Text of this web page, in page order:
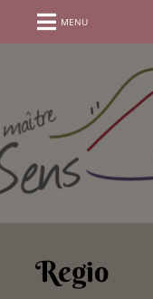
MENU
Regio